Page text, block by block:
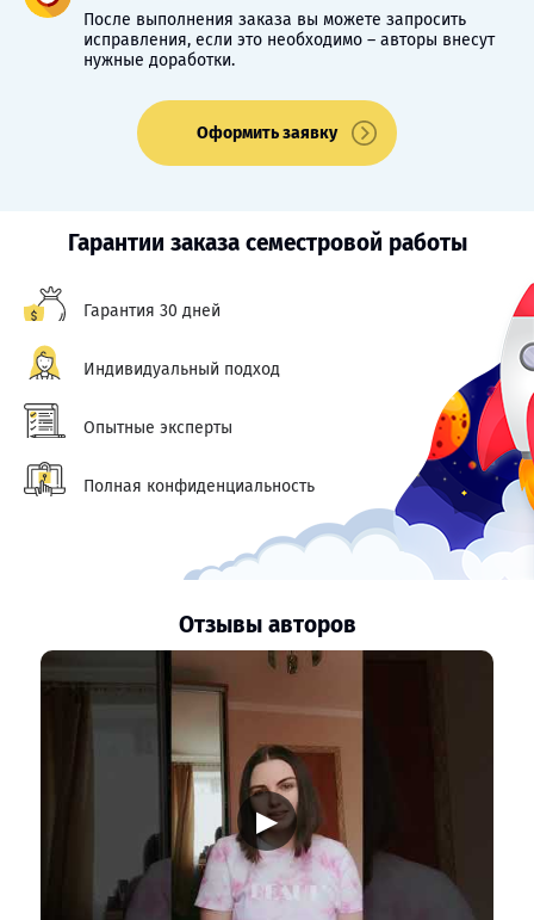
После выполнения заказа вы можете запросить
исправления, если это необходимо – авторы внесут
нужные доработки.
Оформить заявку
Гарантии заказа семестровой работы
Гарантия 30 дней
Индивидуальный подход
Опытные эксперты
Полная конфиденциальность
Отзывы авторов
▶